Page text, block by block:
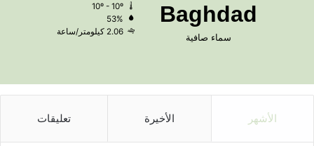
Baghdad
سماء صافية
53%
2.06 كيلومتر/ساعة
الأشهر الأخيرة تعليقات